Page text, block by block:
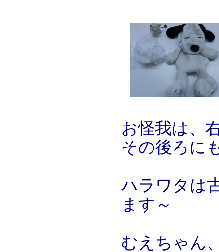
お怪我は、
その後ろに
ハラワタは
ます～
むえちゃん